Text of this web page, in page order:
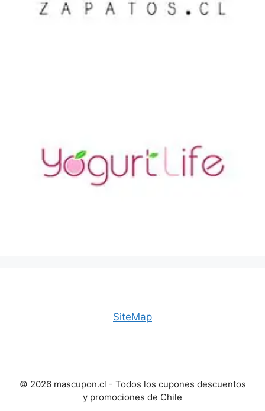
SiteMap
© 2026 mascupon.cl - Todos los cupones descuentos
y promociones de Chile